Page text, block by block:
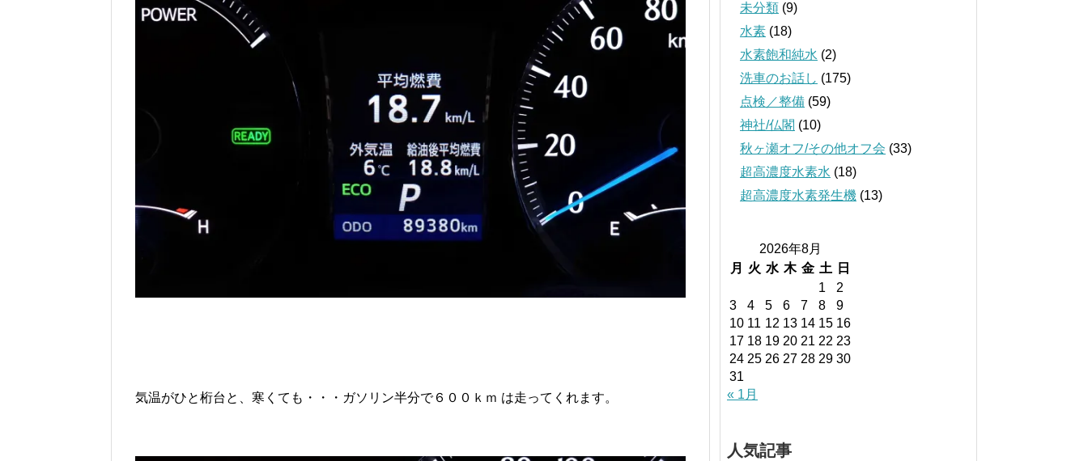
気温がひと桁台と、寒くても・・・ガソリン半分で６００ｋｍ は走ってくれます。
未分類 (9)
水素 (18)
水素飽和純水 (2)
洗車のお話し (175)
点検／整備 (59)
神社/仏閣 (10)
秋ヶ瀬オフ/その他オフ会 (33)
超高濃度水素水 (18)
超高濃度水素発生機 (13)
2026年8月
月
火 水 木 金 土
日
1
2
3
4 5 6 7 8
9
10 11 12 13 14 15 16
17 18 19 20 21 22 23
24 25 26 27 28 29 30
31
« 1月
人気記事